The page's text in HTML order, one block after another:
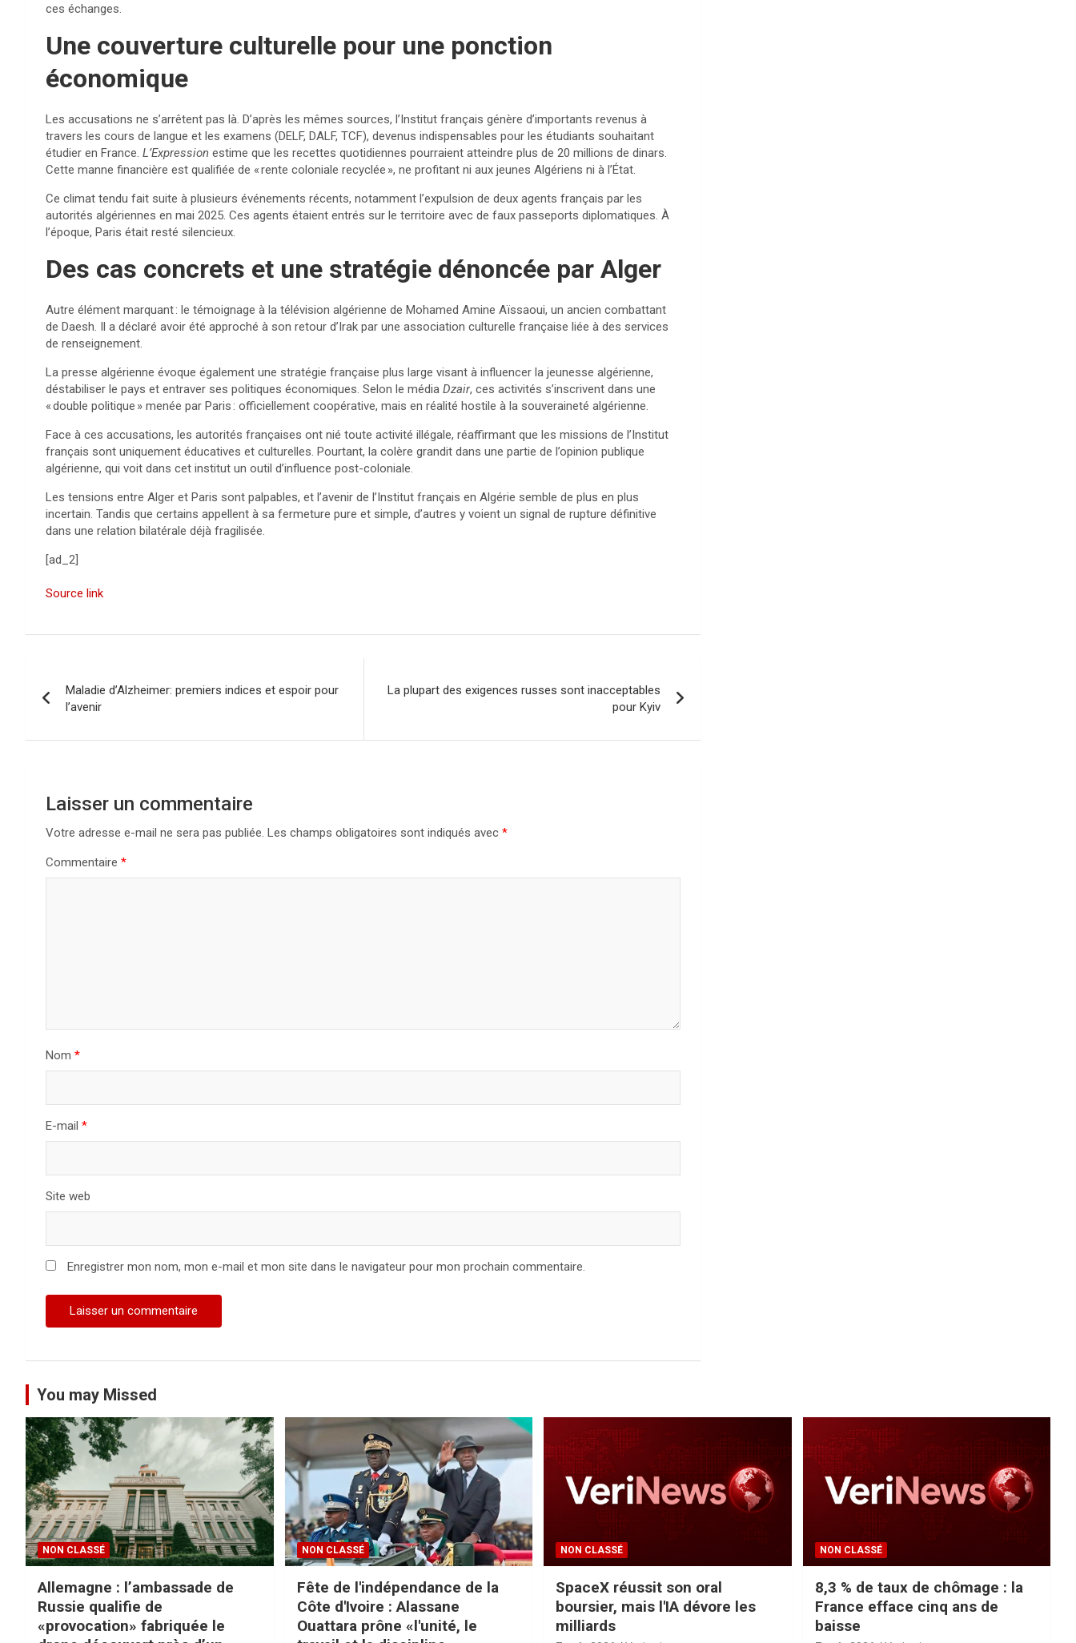
ces échanges.
Une couverture culturelle pour une ponction
économique
Les accusations ne s’arrêtent pas là. D’après les mêmes sources, l’Institut français génère d’importants revenus à
travers les cours de langue et les examens (DELF, DALF, TCF), devenus indispensables pour les étudiants souhaitant
étudier en France. L’Expression estime que les recettes quotidiennes pourraient atteindre plus de 20 millions de dinars.
Cette manne financière est qualifiée de « rente coloniale recyclée », ne profitant ni aux jeunes Algériens ni à l’État.
Ce climat tendu fait suite à plusieurs événements récents, notamment l’expulsion de deux agents français par les
autorités algériennes en mai 2025. Ces agents étaient entrés sur le territoire avec de faux passeports diplomatiques. À
l’époque, Paris était resté silencieux.
Des cas concrets et une stratégie dénoncée par Alger
Autre élément marquant : le témoignage à la télévision algérienne de Mohamed Amine Aïssaoui, un ancien combattant
de Daesh. Il a déclaré avoir été approché à son retour d’Irak par une association culturelle française liée à des services
de renseignement.
La presse algérienne évoque également une stratégie française plus large visant à influencer la jeunesse algérienne,
déstabiliser le pays et entraver ses politiques économiques. Selon le média Dzair, ces activités s’inscrivent dans une
« double politique » menée par Paris : officiellement coopérative, mais en réalité hostile à la souveraineté algérienne.
Face à ces accusations, les autorités françaises ont nié toute activité illégale, réaffirmant que les missions de l’Institut
français sont uniquement éducatives et culturelles. Pourtant, la colère grandit dans une partie de l’opinion publique
algérienne, qui voit dans cet institut un outil d’influence post-coloniale.
Les tensions entre Alger et Paris sont palpables, et l’avenir de l’Institut français en Algérie semble de plus en plus
incertain. Tandis que certains appellent à sa fermeture pure et simple, d’autres y voient un signal de rupture définitive
dans une relation bilatérale déjà fragilisée.
[ad_2]
Source link
v
Maladie d’Alzheimer: premiers indices et espoir pour
l’avenir
La plupart des exigences russes sont inacceptables
pour Kyiv
Laisser un commentaire
Votre adresse e-mail ne sera pas publiée. Les champs obligatoires sont indiqués avec *
Commentaire *
Nom *
E-mail *
Site web
Enregistrer mon nom, mon e-mail et mon site dans le navigateur pour mon prochain commentaire.
You may Missed
NON CLASSÉ
Allemagne : l’ambassade de
Russie qualifie de
«provocation» fabriquée le
NON CLASSÉ
Fête de l'indépendance de la
Côte d'Ivoire : Alassane
Ouattara prône «l'unité, le
NON CLASSÉ
SpaceX réussit son oral
boursier, mais l'IA dévore les
milliards
NON CLASSÉ
8,3 % de taux de chômage : la
France efface cinq ans de
baisse